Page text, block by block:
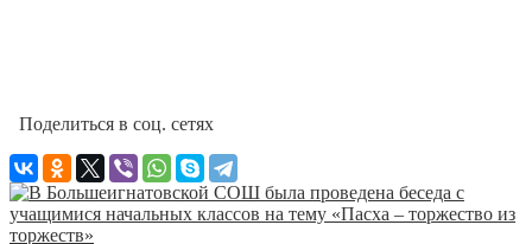
Поделиться в соц. сетях